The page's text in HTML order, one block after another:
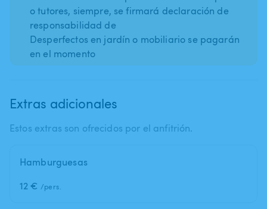
o tutores, siempre, se firmará declaración de
responsabilidad de
Desperfectos en jardín o mobiliario se pagarán
en el momento
Extras adicionales
Estos extras son ofrecidos por el anfitrión.
Hamburguesas
12 € /pers.